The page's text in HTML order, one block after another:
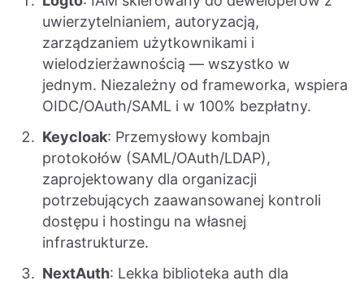
uwierzytelnianiem, autoryzacją,
zarządzaniem użytkownikami i
wielodzierżawnością — wszystko w
jednym. Niezależny od frameworka, wspiera
OIDC/OAuth/SAML i w 100% bezpłatny.
Keycloak: Przemysłowy kombajn
protokołów (SAML/OAuth/LDAP),
zaprojektowany dla organizacji
potrzebujących zaawansowanej kontroli
dostępu i hostingu na własnej
infrastrukturze.
NextAuth: Lekka biblioteka auth dla